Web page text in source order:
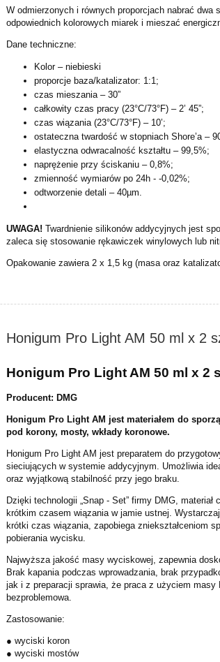
W odmierzonych i równych proporcjach nabrać dwa
odpowiednich kolorowych miarek i mieszać
Dane techniczne:
Kolor – niebieski
proporcje baza/katalizator: 1:1;
czas mieszania – 30”
całkowity czas pracy (23°C/73°F) – 2’ 45”;
czas wiązania (23°C/73°F) – 10’;
ostateczna twardość w stopniach Shore’a –
elastyczna odwracalność kształtu – 99,5%;
naprężenie przy ściskaniu – 0,8%;
zmienność wymiarów po 24h - -0,02%;
odtworzenie detali – 40µm.
UWAGA! Twardnienie silikonów addycyjnych jest
zaleca się stosowanie rękawiczek winylowych lub
Opakowanie zawiera 2 x 1,5 kg (masa oraz
Honigum Pro Light AM 50 ml x 2
Honigum Pro Light AM 50 ml x 2
Producent: DMG
Honigum Pro Light AM jest materiałem do
pod korony, mosty, wkłady koronowe.
Honigum Pro Light AM jest preparatem do
sieciujących w systemie addycyjnym. Umożliwia
oraz wyjątkową stabilność przy jego braku.
Dzięki technologii „Snap - Set” firmy DMG, materiał
krótkim czasem wiązania w jamie ustnej.
krótki czas wiązania, zapobiega zniekształceniom
pobierania wycisku.
Najwyższa jakość masy wyciskowej, zapewnia
Brak kapania podczas wprowadzania, brak
jak i z preparacji sprawia, że praca z użyciem masy
bezproblemowa.
Zastosowanie:
● wyciski koron
● wyciski mostów